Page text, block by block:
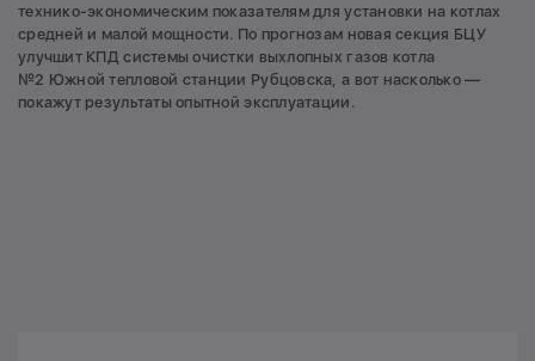
технико-экономическим показателям для установки на котлах
средней и малой мощности. По прогнозам новая секция БЦУ
улучшит КПД системы очистки выхлопных газов котла
№2 Южной тепловой станции Рубцовска, а вот насколько —
покажут результаты опытной эксплуатации.